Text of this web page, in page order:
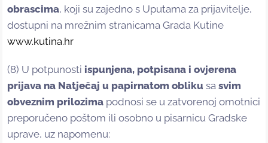
obrascima, koji su zajedno s Uputama za prijavitelje,
dostupni na mrežnim stranicama Grada Kutine
www.kutina.hr
(8) U potpunosti ispunjena, potpisana i ovjerena
prijava na Natječaj u papirnatom obliku sa svim
obveznim prilozima podnosi se u zatvorenoj omotnici
preporučeno poštom ili osobno u pisarnicu Gradske
uprave, uz napomenu: